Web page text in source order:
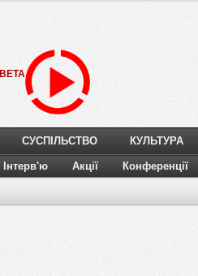
BETA
СУСПІЛЬСТВО КУЛЬТУРА
Інтерв'ю Акції Конференції